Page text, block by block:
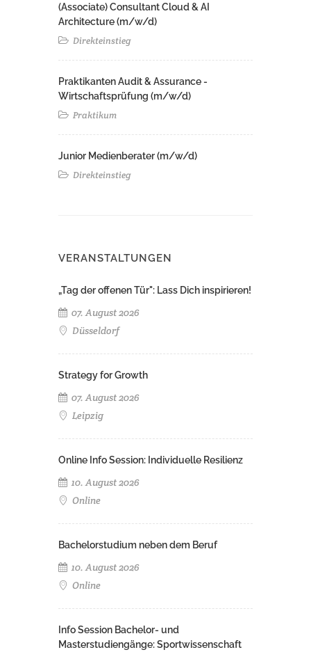
(Associate) Consultant Cloud & AI
Architecture (m/w/d)​ ​
Direkteinstieg
Praktikanten Audit & Assurance -
Wirtschaftsprüfung (m/w/d)
Praktikum
Junior Medienberater (m/w/d)
Direkteinstieg
VERANSTALTUNGEN
„Tag der offenen Tür": Lass Dich inspirieren!
07. August 2026
Düsseldorf
Strategy for Growth
07. August 2026
Leipzig
Online Info Session: Individuelle Resilienz
10. August 2026
Online
Bachelorstudium neben dem Beruf
10. August 2026
Online
Info Session Bachelor- und
Masterstudiengänge: Sportwissenschaft